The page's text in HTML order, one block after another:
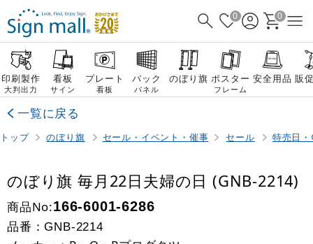
0 0
印刷製作
大判出力
看板
サイン
プレート
看板
バック
パネル
のぼり旗 ポスター
フレーム
安全用品 販
一覧に戻る
トップ のぼり旗 セール・イベント・催事 セール 特売日
のぼり旗 毎月22日夫婦の日 (GNB-2214)
商品No:166-6001-6286
品番：GNB-2214